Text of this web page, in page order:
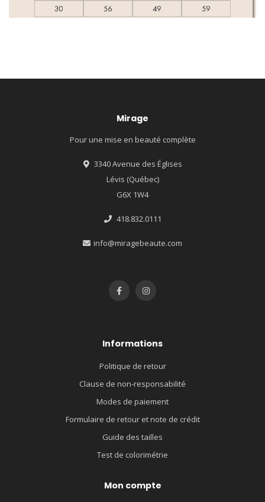
Mirage
Pour une mise en beauté complète
3340 Avenue des Églises
Lévis (Québec)
G6X 1W4
418.832.0111
info@miragebeaute.com
Informations
Politique de retour
Clause de non-responsabilité
Modes de paiement
Formulaire de retour et note de crédit
Guide des tailles
Test de colorimétrie
Mon compte